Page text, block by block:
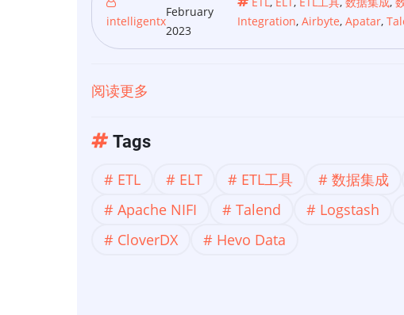
转
点、
点、
最
佳）
intelligentx
February
2023
Integration, Airbyte, Apatar,
阅读更多
【数
成】
用
Tags
ETL ELT ETL工具 数据集成
Apache NIFI
Talend Logstash
CloverDX
Hevo Data